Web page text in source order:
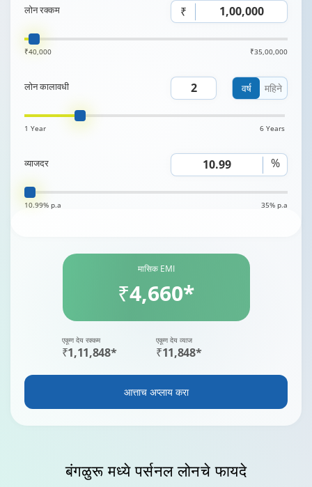
लोन रक्कम ₹
₹40,000 ₹35,00,000
वर्ष महिने
लोन कालावधी
1 Year 6 Years
व्याजदर %
10.99% p.a 35% p.a
मासिक EMI
₹4,660*
एकूण देय रक्कम
₹1,11,848*
एकूण देय व्याज
₹11,848*
आत्ताच अप्लाय करा
बंगळुरूमध्ये पर्सनल लोनचे फायदे